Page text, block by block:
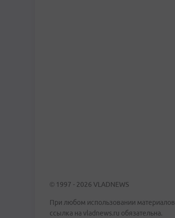
© 1997 - 2026 VLADNEWS
При любом использовании материалов
ссылка на vladnews.ru обязательна.